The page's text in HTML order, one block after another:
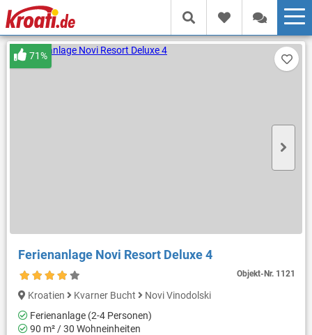
Ferienanlage Novi Resort Deluxe 4
Objekt-Nr. 1121
71%
Kroatien Kvarner Bucht
Novi Vinodolski
Ferienanlage (2-4 Personen)
90 m² / 30 Wohneinheiten